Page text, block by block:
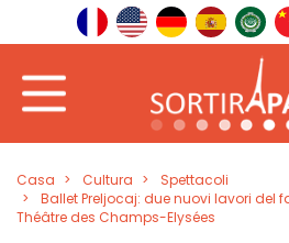
Casa Cultura
Spettacoli
Ballet Preljocaj: due nuovi lavori del
Théâtre des Champs-Elysées